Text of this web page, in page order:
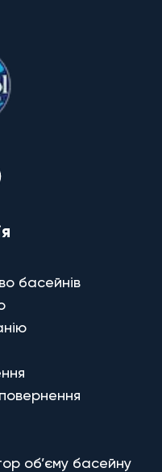
басейнів
об’єму басейну